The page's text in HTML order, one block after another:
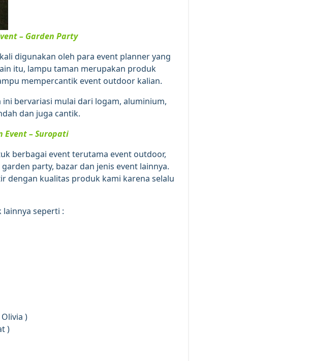
– Garden Party
digunakan oleh para event planner yang
itu, lampu taman merupakan produk
mempercantik event outdoor kalian.
bervariasi mulai dari logam, aluminium,
dan juga cantik.
Event – Suropati
berbagai event terutama event outdoor,
party, bazar dan jenis event lainnya.
dengan kualitas produk kami karena selalu
seperti :
)
)